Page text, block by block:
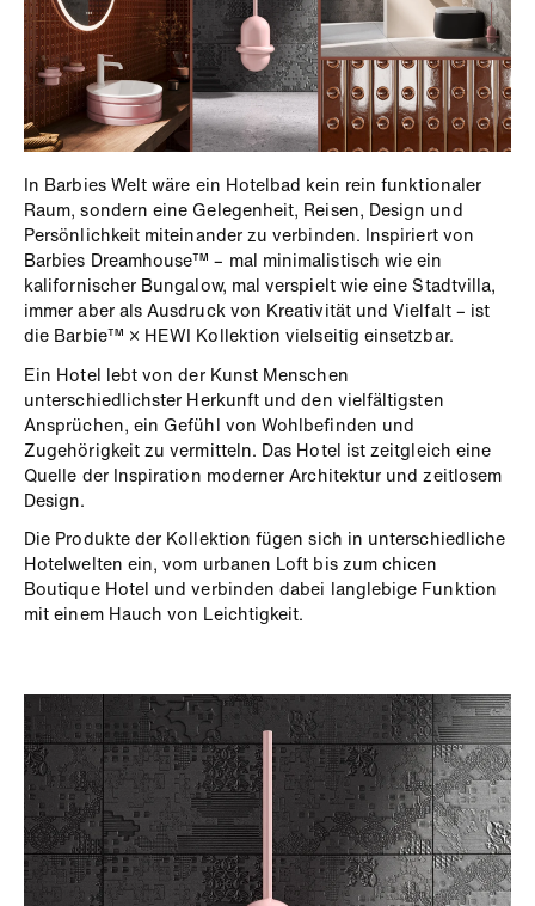
In Barbies Welt wäre ein Hotelbad kein rein funktionaler
Raum, sondern eine Gelegenheit, Reisen, Design und
Persönlichkeit miteinander zu verbinden. Inspiriert von
Barbies Dreamhouse™ – mal minimalistisch wie ein
kalifornischer Bungalow, mal verspielt wie eine Stadtvilla,
immer aber als Ausdruck von Kreativität und Vielfalt – ist
die Barbie™ × HEWI Kollektion vielseitig einsetzbar.
Ein Hotel lebt von der Kunst Menschen
unterschiedlichster Herkunft und den vielfältigsten
Ansprüchen, ein Gefühl von Wohlbefinden und
Zugehörigkeit zu vermitteln. Das Hotel ist zeitgleich eine
Quelle der Inspiration moderner Architektur und zeitlosem
Design.
Die Produkte der Kollektion fügen sich in unterschiedliche
Hotelwelten ein, vom urbanen Loft bis zum chicen
Boutique Hotel und verbinden dabei langlebige Funktion
mit einem Hauch von Leichtigkeit.